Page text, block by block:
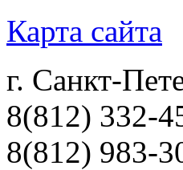
Карта сайта
г. Санкт-
8(812) 332-
8(812) 983-